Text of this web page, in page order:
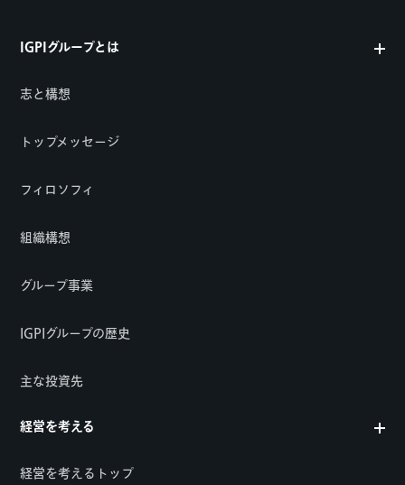
IGPIグループとは
志と構想
トップメッセージ
フィロソフィ
組織構想
グループ事業
IGPIグループの歴史
主な投資先
経営を考える
経営を考えるトップ